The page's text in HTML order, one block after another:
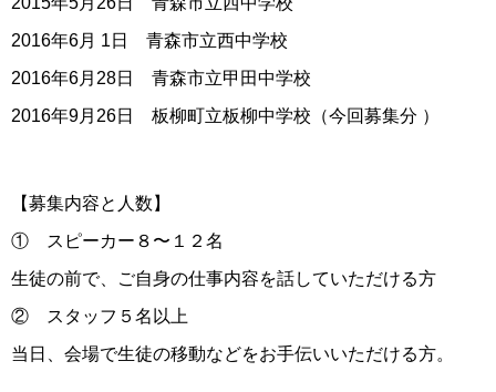
2016年6月 1日 青森市立西中学校
2016年6月28日 青森市立甲田中学校
2016年9月26日 板柳町立板柳中学校（今回募集分 ）
【募集内容と人数】
① スピーカー８〜１２名
生徒の前で、ご自身の仕事内容を話していただける方
② スタッフ５名以上
当日、会場で生徒の移動などをお手伝いいただける方。